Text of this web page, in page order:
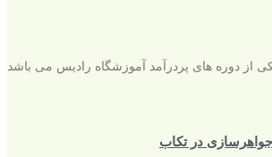
از دوره های پردرآمد آموزشگاه رادیس می باشد
در تکاب